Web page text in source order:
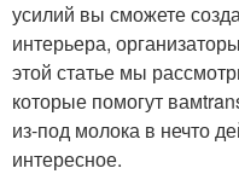
усилий вы сможете
интерьера,
этой статье мы
которые помогут
из-под молока в нечто
интересное.